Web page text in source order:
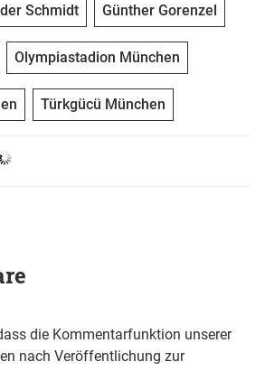
Schmidt Günther Gorenzel
Olympiastadion München
Türkgücü München
die Kommentarfunktion unserer
nach Veröffentlichung zur